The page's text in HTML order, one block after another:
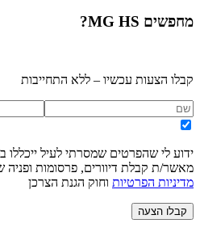
מחפשים MG HS
?
קבלו הצעות עכשיו – ללא התחייבות
ידוע לי שהפרטים שמסרתי לעיל ייכללו
מאשר/ת קבלת דיוורים, פרסומות ופניה
מדיניות הפרטיות וחוק הגנת הצרכן
קבלו הצעה